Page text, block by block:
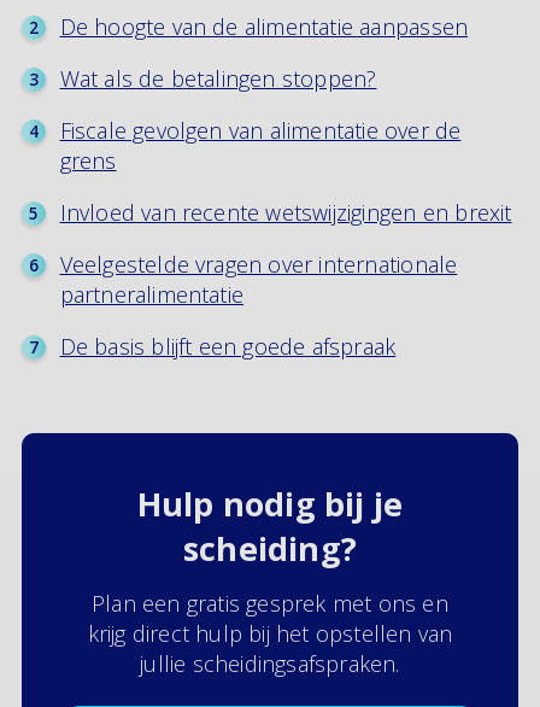
De hoogte van de alimentatie aanpassen
Wat als de betalingen stoppen?
Fiscale gevolgen van alimentatie over de
grens
Invloed van recente wetswijzigingen en brexit
Veelgestelde vragen over internationale
partneralimentatie
De basis blijft een goede afspraak
Hulp nodig bij je
scheiding?
Plan een gratis gesprek met ons en
krijg direct hulp bij het opstellen van
jullie scheidingsafspraken.